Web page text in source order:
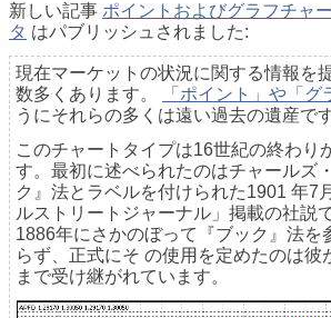
新しい記事 ポイントおよびグラフチャ
タ はパブリッシュされました:
現在マーケットの状況に関する情報を
数多くあります。
「ポイント」や「グ
うにそれらの多くは遠い過去の遺産です
このチャートタイプは16世紀の終わり
す。最初に述べられたのはチャールズ
ク』法とラベルを付けられた1901 年7
ルストリートジャーナル」掲載の社説
1886年にさかのぼって『ブック』法を
らず、正式にそ の使用を定めたのは彼
まで受け継がれています。